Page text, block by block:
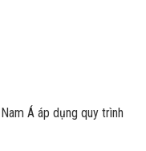
Á áp dụng quy trình